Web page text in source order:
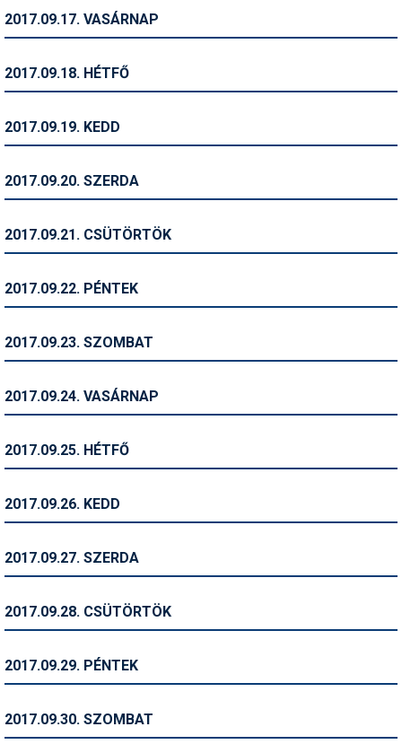
Sítechnika
Snowboard
Snowboardfelszerelés
Szakértők
Szánkó
Telemark
Téli sportok
Történelem
Túrasí
Utazási tippek
Védőfelszerelés
2017.09.17. VASÁRNAP
2017.09.18. HÉTFŐ
2017.09.19. KEDD
2017.09.20. SZERDA
2017.09.21. CSÜTÖRTÖK
2017.09.22. PÉNTEK
2017.09.23. SZOMBAT
2017.09.24. VASÁRNAP
2017.09.25. HÉTFŐ
2017.09.26. KEDD
2017.09.27. SZERDA
2017.09.28. CSÜTÖRTÖK
2017.09.29. PÉNTEK
2017.09.30. SZOMBAT